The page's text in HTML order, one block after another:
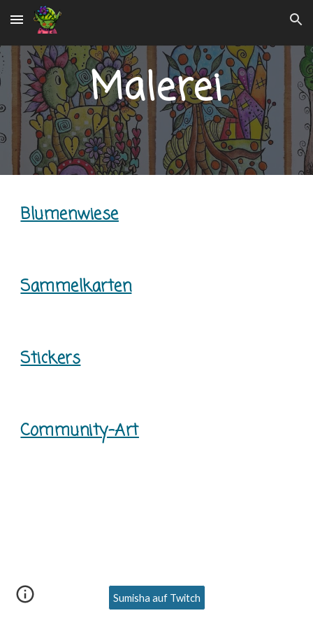
Skip to main content Skip to navigation
Malerei
Blumenwiese
Sammelkarten
Stickers
Community-Art
Sumisha auf Twitch